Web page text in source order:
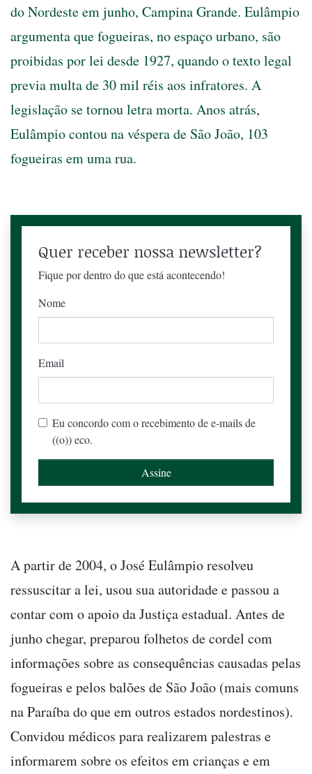
do Nordeste em junho, Campina Grande. Eulâmpio
argumenta que fogueiras, no espaço urbano, são
proibidas por lei desde 1927, quando o texto legal
previa multa de 30 mil réis aos infratores. A
legislação se tornou letra morta. Anos atrás,
Eulâmpio contou na véspera de São João, 103
fogueiras em uma rua.
Quer receber nossa newsletter?
Fique por dentro do que está acontecendo!
Nome
Email
Eu concordo com o recebimento de e-mails de
((o)) eco.
A partir de 2004, o José Eulâmpio resolveu
ressuscitar a lei, usou sua autoridade e passou a
contar com o apoio da Justiça estadual. Antes de
junho chegar, preparou folhetos de cordel com
informações sobre as consequências causadas pelas
fogueiras e pelos balões de São João (mais comuns
na Paraíba do que em outros estados nordestinos).
Convidou médicos para realizarem palestras e
informarem sobre os efeitos em crianças e em